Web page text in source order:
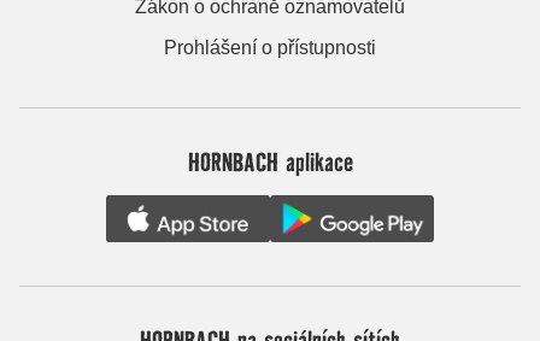
Zákon o ochraně oznamovatelů
Prohlášení o přístupnosti
HORNBACH aplikace